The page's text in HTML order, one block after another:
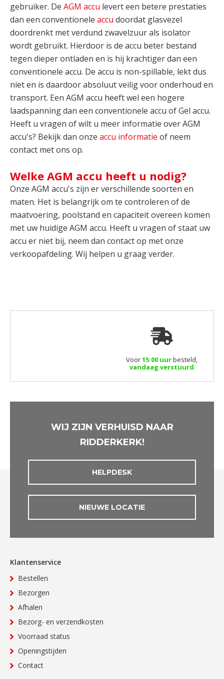
gebruiker. De AGM accu levert een betere prestaties
dan een conventionele accu doordat glasvezel
doordrenkt met verdund zwavelzuur als isolator
wordt gebruikt. Hierdoor is de accu beter bestand
tegen dieper ontladen en is hij krachtiger dan een
conventionele accu. De accu is non-spillable, lekt dus
niet en is daardoor absoluut veilig voor onderhoud en
transport. Een AGM accu heeft wel een hogere
laadspanning dan een conventionele accu of Gel accu.
Heeft u vragen of wilt u meer informatie over AGM
accu's? Bekijk dan onze accu informatie of neem
contact met ons op.
Welke AGM accu heeft u nodig?
Onze AGM accu's zijn er verschillende soorten en
maten. Het is belangrijk om te controleren of de
maatvoering, poolstand en capaciteit overeen komen
met uw huidige AGM accu. Heeft u vragen of staat uw
accu er niet bij, neem dan contact op met onze
verkoopafdeling. Wij helpen u graag verder.
Voor15:00 uurbesteld,
vandaag verstuurd
WIJ ZIJN VERHUISD NAAR
RIDDERKERK!
HELPDESK
NIEUWE LOCATIE
Klantenservice
Bestellen
Bezorgen
Afhalen
Bezorg- en verzendkosten
Voorraad status
Openingstijden
Contact